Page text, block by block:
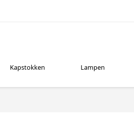
Kapstokken Lampen